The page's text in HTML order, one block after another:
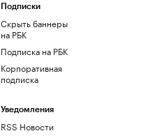
Подписки
Скрыть баннеры
на РБК
Подписка на РБК
Корпоративная
подписка
Уведомления
RSS Новости